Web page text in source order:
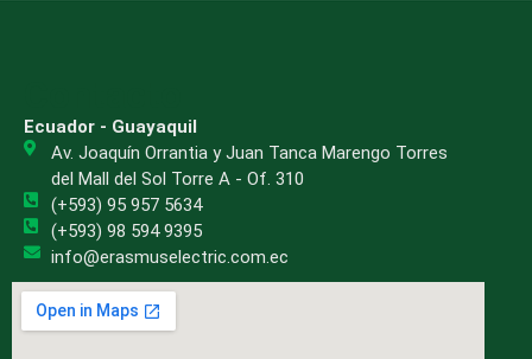
Ecuador - Guayaquil
Av. Joaquín Orrantia y Juan Tanca Marengo Torres
del Mall del Sol Torre A - Of. 310
(+593) 95 957 5634
(+593) 98 594 9395
info@erasmuselectric.com.ec